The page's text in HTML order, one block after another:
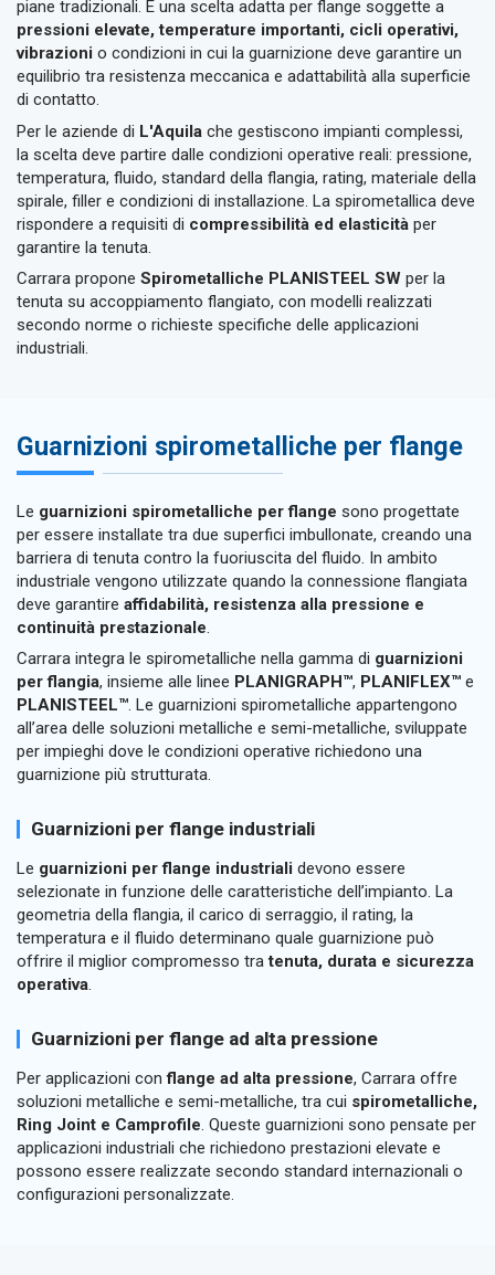
piane tradizionali. È una scelta adatta per flange soggette a
pressioni elevate, temperature importanti, cicli operativi,
vibrazioni o condizioni in cui la guarnizione deve garantire un
equilibrio tra resistenza meccanica e adattabilità alla superficie
di contatto.
Per le aziende di L'Aquila che gestiscono impianti complessi,
la scelta deve partire dalle condizioni operative reali: pressione,
temperatura, fluido, standard della flangia, rating, materiale della
spirale, filler e condizioni di installazione. La spirometallica deve
rispondere a requisiti di compressibilità ed elasticità per
garantire la tenuta.
Carrara propone Spirometalliche PLANISTEEL SW per la
tenuta su accoppiamento flangiato, con modelli realizzati
secondo norme o richieste specifiche delle applicazioni
industriali.
Guarnizioni spirometalliche per flange
Le guarnizioni spirometalliche per flange sono progettate
per essere installate tra due superfici imbullonate, creando una
barriera di tenuta contro la fuoriuscita del fluido. In ambito
industriale vengono utilizzate quando la connessione flangiata
deve garantire affidabilità, resistenza alla pressione e
continuità prestazionale.
Carrara integra le spirometalliche nella gamma di guarnizioni
per flangia, insieme alle linee PLANIGRAPH™, PLANIFLEX™ e
PLANISTEEL™. Le guarnizioni spirometalliche appartengono
all’area delle soluzioni metalliche e semi-metalliche, sviluppate
per impieghi dove le condizioni operative richiedono una
guarnizione più strutturata.
Guarnizioni per flange industriali
Le guarnizioni per flange industriali devono essere
selezionate in funzione delle caratteristiche dell’impianto. La
geometria della flangia, il carico di serraggio, il rating, la
temperatura e il fluido determinano quale guarnizione può
offrire il miglior compromesso tratenuta, durata e sicurezza
operativa.
Guarnizioni per flange ad alta pressione
Per applicazioni conflange ad alta pressione, Carrara offre
soluzioni metalliche e semi-metalliche, tra cui spirometalliche,
Ring Joint e Camprofile. Queste guarnizioni sono pensate per
applicazioni industriali che richiedono prestazioni elevate e
possono essere realizzate secondo standard internazionali o
configurazioni personalizzate.